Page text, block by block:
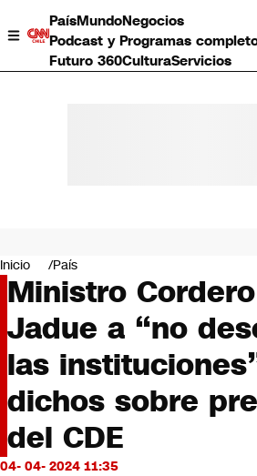
PaísMundoNegocios
Podcast y Programas
Futuro 360CulturaServicios
Negocios
Deportes
Programas completos
Cultura
Servicios
Bits
CNN tiempo
Futuro 360
Opinión
Inicio País
Ministro
Jadue a “no
las
dichos sobre
del CDE
04- 04- 2024 11:35